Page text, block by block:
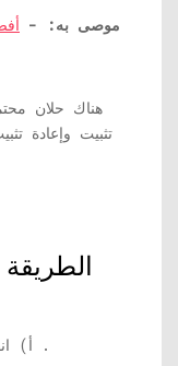
موصى به: -
هناك حلان
تثبيت وإعادة
الطريقة
أ) .